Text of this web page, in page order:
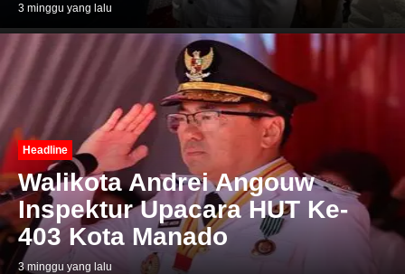
3 minggu yang lalu
Headline
Walikota Andrei Angouw
Inspektur Upacara HUT Ke-
403 Kota Manado
3 minggu yang lalu